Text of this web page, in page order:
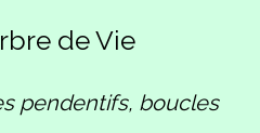
de Vie
pendentifs, boucles